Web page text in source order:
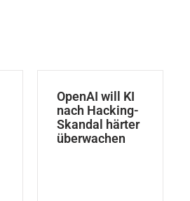
OpenAI will KI
nach Hacking-
Skandal härter
überwachen